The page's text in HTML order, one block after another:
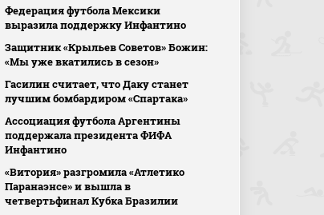
Федерация футбола Мексики
выразила поддержку Инфантино
Защитник «Крыльев Советов» Божин:
«Мы уже вкатились в сезон»
Гасилин считает, что Даку станет
лучшим бомбардиром «Спартака»
Ассоциация футбола Аргентины
поддержала президента ФИФА
Инфантино
«Витория» разгромила «Атлетико
Паранаэнсе» и вышла в
четвертьфинал Кубка Бразилии